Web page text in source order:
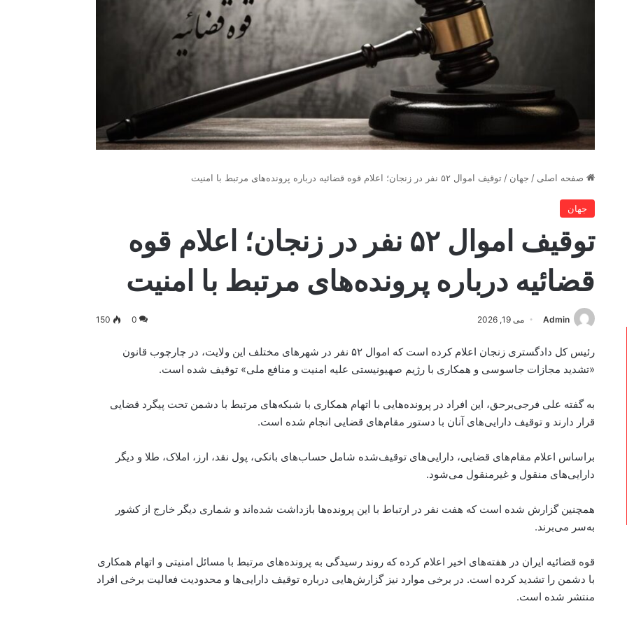
صفحه اصلی / جهان / توقیف اموال ۵۲ نفر در زنجان؛ اعلام قوه قضائیه درباره پرونده‌های مرتبط با امنیت
جهان
توقیف اموال ۵۲ نفر در زنجان؛ اعلام قوه
قضائیه درباره پرونده‌های مرتبط با امنیت
Admin می 19, 2026 0
150
رئیس کل دادگستری زنجان اعلام کرده است که اموال ۵۲ نفر در شهرهای مختلف این ولایت، در چارچوب قانون
«تشدید مجازات جاسوسی و همکاری با رژیم صهیونیستی علیه امنیت و منافع ملی» توقیف شده است.
به گفته علی فرجی‌برحق، این افراد در پرونده‌هایی با اتهام همکاری با شبکه‌های مرتبط با دشمن تحت پیگرد قضایی
قرار دارند و توقیف دارایی‌های آنان با دستور مقام‌های قضایی انجام شده است.
براساس اعلام مقام‌های قضایی، دارایی‌های توقیف‌شده شامل حساب‌های بانکی، پول نقد، ارز، املاک، طلا و دیگر
دارایی‌های منقول و غیرمنقول می‌شود.
همچنین گزارش شده است که هفت نفر در ارتباط با این پرونده‌ها بازداشت شده‌اند و شماری دیگر خارج از کشور
به‌سر می‌برند.
قوه قضائیه ایران در هفته‌های اخیر اعلام کرده که روند رسیدگی به پرونده‌های مرتبط با مسائل امنیتی و اتهام همکاری
با دشمن را تشدید کرده است. در برخی موارد نیز گزارش‌هایی درباره توقیف دارایی‌ها و محدودیت فعالیت برخی افراد
منتشر شده است.